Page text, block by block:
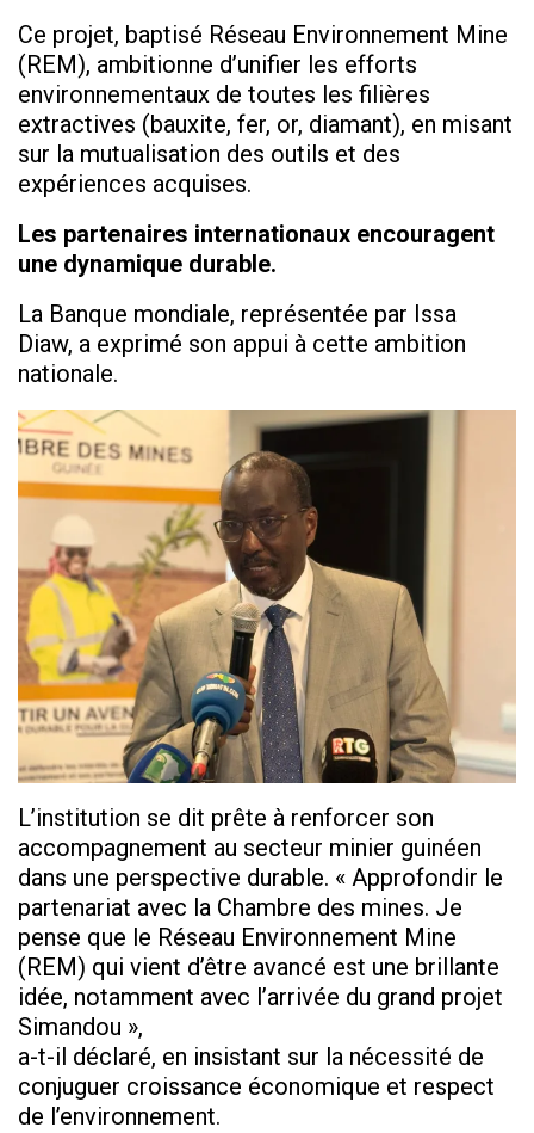
Ce projet, baptisé Réseau Environnement Mine
(REM), ambitionne d’unifier les efforts
environnementaux de toutes les filières
extractives (bauxite, fer, or, diamant), en misant
sur la mutualisation des outils et des
expériences acquises.
Les partenaires internationaux encouragent
une dynamique durable.
La Banque mondiale, représentée par Issa
Diaw, a exprimé son appui à cette ambition
nationale.
L’institution se dit prête à renforcer son
accompagnement au secteur minier guinéen
dans une perspective durable. « Approfondir le
partenariat avec la Chambre des mines. Je
pense que le Réseau Environnement Mine
(REM) qui vient d’être avancé est une brillante
idée, notamment avec l’arrivée du grand projet
Simandou »,
a-t-il déclaré, en insistant sur la nécessité de
conjuguer croissance économique et respect
de l’environnement.